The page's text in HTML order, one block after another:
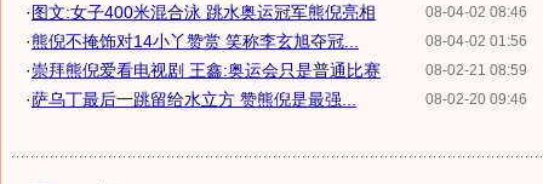
08-04-02 08:46
·图文:女子400米混合泳 跳水奥运冠军熊倪亮相
08-04-02 01:56
·熊倪不掩饰对14小丫赞赏 笑称李玄旭夺冠...
08-02-21 08:59
·崇拜熊倪爱看电视剧 王鑫:奥运会只是普通比赛
08-02-20 09:46
·萨乌丁最后一跳留给水立方 赞熊倪是最强...